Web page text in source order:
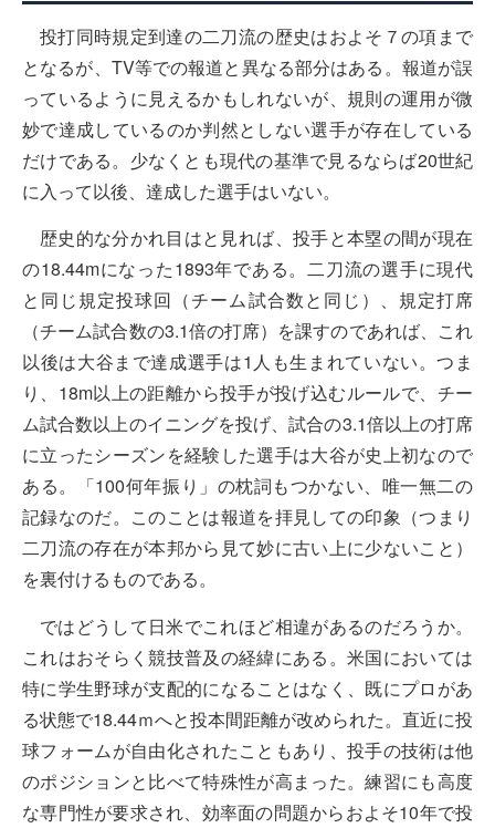
投打同時規定到達の二刀流の歴史はおよそ７の項まで
となるが、TV等での報道と異なる部分はある。報道が誤
っているように見えるかもしれないが、規則の運用が微
妙で達成しているのか判然としない選手が存在している
だけである。少なくとも現代の基準で見るならば20世紀
に入って以後、達成した選手はいない。
歴史的な分かれ目はと見れば、投手と本塁の間が現在
の18.44mになった1893年である。二刀流の選手に現代
と同じ規定投球回（チーム試合数と同じ）、規定打席
（チーム試合数の3.1倍の打席）を課すのであれば、これ
以後は大谷まで達成選手は1人も生まれていない。つま
り、18m以上の距離から投手が投げ込むルールで、チー
ム試合数以上のイニングを投げ、試合の3.1倍以上の打席
に立ったシーズンを経験した選手は大谷が史上初なので
ある。「100何年振り」の枕詞もつかない、唯一無二の
記録なのだ。このことは報道を拝見しての印象（つまり
二刀流の存在が本邦から見て妙に古い上に少ないこと）
を裏付けるものである。
ではどうして日米でこれほど相違があるのだろうか。
これはおそらく競技普及の経緯にある。米国においては
特に学生野球が支配的になることはなく、既にプロがあ
る状態で18.44ｍへと投本間距離が改められた。直近に投
球フォームが自由化されたこともあり、投手の技術は他
のポジションと比べて特殊性が高まった。練習にも高度
な専門性が要求され、効率面の問題からおよそ10年で投